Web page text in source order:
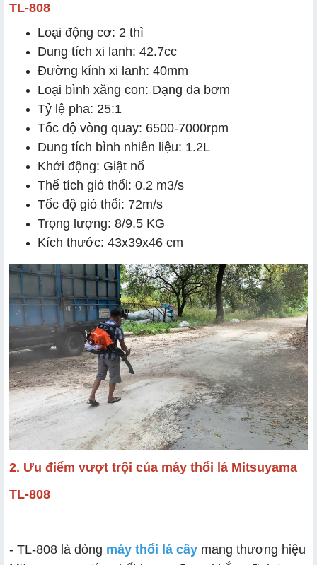
TL-808
Loại động cơ: 2 thì
Dung tích xi lanh: 42.7cc
Đường kính xi lanh: 40mm
Loại bình xăng con: Dạng da bơm
Tỷ lệ pha: 25:1
Tốc độ vòng quay: 6500-7000rpm
Dung tích bình nhiên liệu: 1.2L
Khởi động: Giật nổ
Thể tích gió thổi: 0.2 m3/s
Tốc độ gió thổi: 72m/s
Trọng lượng: 8/9.5 KG
Kích thước: 43x39x46 cm
2. Ưu điểm vượt trội của máy thổi lá Mitsuyama
TL-808
- TL-808 là dòng máy thổi lá cây mang thương hiệu